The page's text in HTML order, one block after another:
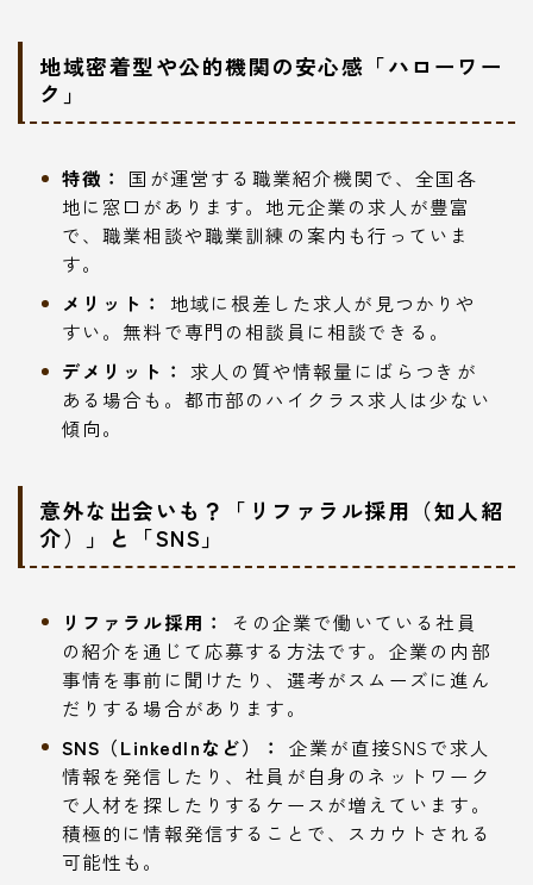
地域密着型や公的機関の安心感「ハローワー
ク」
特徴：
国が運営する職業紹介機関で、全国各
地に窓口があります。地元企業の求人が豊富
で、職業相談や職業訓練の案内も行っていま
す。
メリット：
地域に根差した求人が見つかりや
すい。無料で専門の相談員に相談できる。
デメリット： 求人の質や情報量にばらつきが
ある場合も。都市部のハイクラス求人は少ない
傾向。
意外な出会いも？「リファラル採用（知人紹
介）」と「SNS」
リファラル採用：
その企業で働いている社員
の紹介を通じて応募する方法です。企業の内部
事情を事前に聞けたり、選考がスムーズに進ん
だりする場合があります。
SNS（LinkedInなど）：
企業が直接SNSで求人
情報を発信したり、社員が自身のネットワーク
で人材を探したりするケースが増えています。
積極的に情報発信することで、スカウトされる
可能性も。